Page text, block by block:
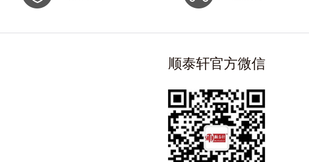
顺泰轩官方微信